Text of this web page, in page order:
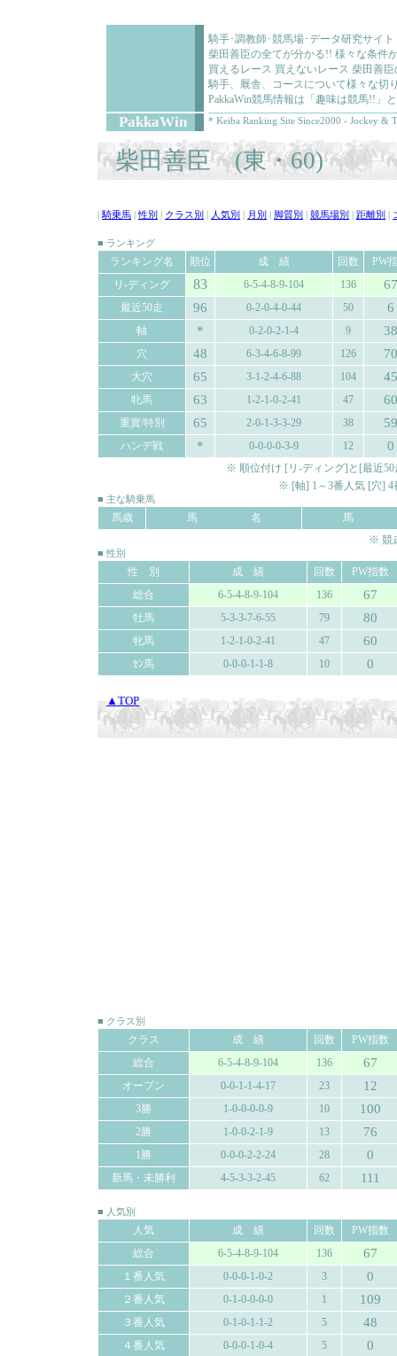
騎手･調教師･競馬場･データ研究サイ
柴田善臣の全てが分かる!! 様々な条件
買えるレース 買えないレース 柴田善
騎手、厩舎、コースについて様々な切
PakkaWin競馬情報は「趣味は競馬!!」
PakkaWin * Keiba Ranking Site Since2000 - Jockey &
柴田善臣 (東・60)
騎乗馬 |性別 クラス別 人気別 月別 脚質別 競馬場別 距離別
■ ランキング
ランキング名 順位 成 績 回数
PW
リ-ディング
83 6-5-4-8-9-104 136 67
最近50走 96 0-2-0-4-0-44 50 6
軸 * 0-2-0-2-1-4 9 38
穴 48 6-3-4-6-8-99 126 70
大穴 65 3-1-2-4-6-88 104 45
牝馬 63 1-2-1-0-2-41 47 60
重賞/特別 65 2-0-1-3-3-29 38 59
ハンデ戦 * 0-0-0-0-3-9 12 0
※ 順位付け [リ-ディング]と[最近
※ [軸] 1～3番人気 [穴] 4
■ 主な騎乗馬
馬歳 馬 名
馬
※ 競
■ 性別
性 別 成 績 回数
PW指数
総合
6-5-4-8-9-104 136 67
牡馬 5-3-3-7-6-55 79 80
牝馬 1-2-1-0-2-41 47 60
ｾﾝ馬 0-0-0-1-1-8 10 0
▲TOP
■ クラス別
クラス 成 績 回数
PW指数
総合
6-5-4-8-9-104 136 67
オープン 0-0-1-1-4-17 23 12
3勝 1-0-0-0-0-9 10 100
2勝 1-0-0-2-1-9 13 76
1勝 0-0-0-2-2-24 28 0
新馬・未勝利 4-5-3-3-2-45 62 111
■ 人気別
人気 成 績 回数
PW指数
総合
6-5-4-8-9-104 136 67
１番人気 0-0-0-1-0-2 3 0
２番人気 0-1-0-0-0-0 1 109
３番人気 0-1-0-1-1-2 5 48
４番人気 0-0-0-1-0-4 5 0